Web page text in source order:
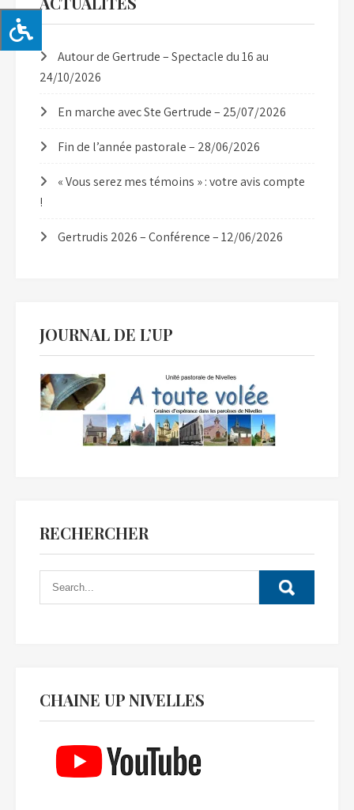
Autour de Gertrude – Spectacle du 16 au
24/10/2026
En marche avec Ste Gertrude – 25/07/2026
Fin de l’année pastorale – 28/06/2026
« Vous serez mes témoins » : votre avis compte
!
Gertrudis 2026 – Conférence – 12/06/2026
JOURNAL DE L’UP
RECHERCHER
CHAINE UP NIVELLES